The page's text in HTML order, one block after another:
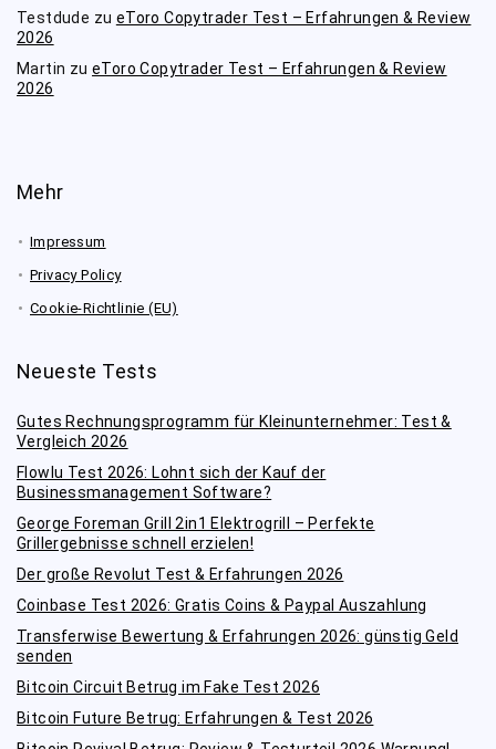
Testdude zu eToro Copytrader Test – Erfahrungen & Review
2026
Martin zueToro Copytrader Test – Erfahrungen & Review
2026
Mehr
Impressum
Privacy Policy
Cookie-Richtlinie (EU)
Neueste Tests
Gutes Rechnungsprogramm für Kleinunternehmer: Test &
Vergleich 2026
Flowlu Test 2026: Lohnt sich der Kauf der
Businessmanagement Software?
George Foreman Grill 2in1 Elektrogrill – Perfekte
Grillergebnisse schnell erzielen!
Der große Revolut Test & Erfahrungen 2026
Coinbase Test 2026: Gratis Coins & Paypal Auszahlung
Transferwise Bewertung & Erfahrungen 2026: günstig Geld
senden
Bitcoin Circuit Betrug im Fake Test 2026
Bitcoin Future Betrug: Erfahrungen & Test 2026